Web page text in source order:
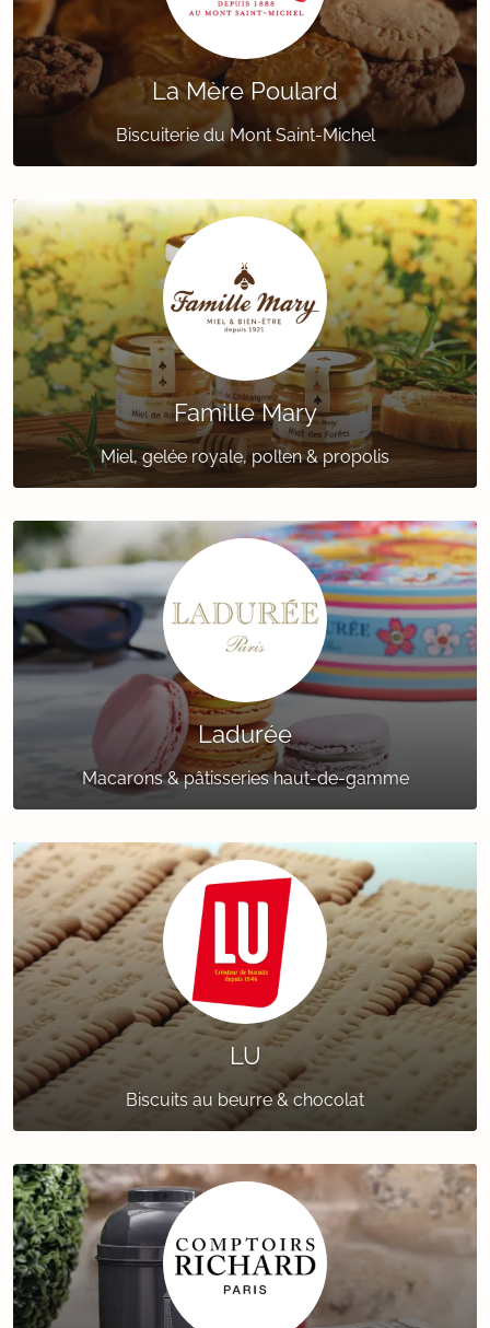
La Mère Poulard
Biscuiterie du Mont Saint-Michel
Famille Mary
Miel, gelée royale, pollen & propolis
Ladurée
Macarons & pâtisseries haut-de-gamme
LU
Biscuits au beurre & chocolat